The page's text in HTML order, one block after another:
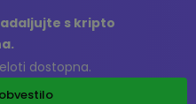
s kripto
dostopna.